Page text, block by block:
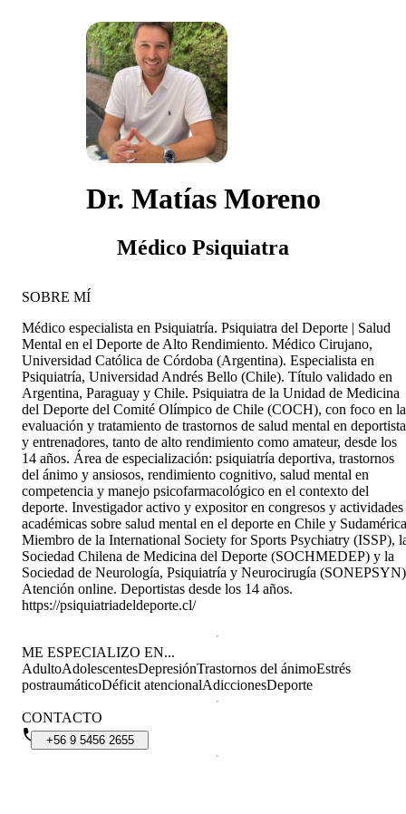
Dr. Matías Moreno
Médico Psiquiatra
SOBRE MÍ
Médico especialista en Psiquiatría. Psiquiatra del Deporte | Salud
Mental en el Deporte de Alto Rendimiento. Médico Cirujano,
Universidad Católica de Córdoba (Argentina). Especialista en
Psiquiatría, Universidad Andrés Bello (Chile). Título validado en
Argentina, Paraguay y Chile. Psiquiatra de la Unidad de Medicina
del Deporte del Comité Olímpico de Chile (COCH), con foco en la
evaluación y tratamiento de trastornos de salud mental en
y entrenadores, tanto de alto rendimiento como amateur, desde los
14 años. Área de especialización: psiquiatría deportiva, trastornos
del ánimo y ansiosos, rendimiento cognitivo, salud mental en
competencia y manejo psicofarmacológico en el contexto del
deporte. Investigador activo y expositor en congresos y actividades
académicas sobre salud mental en el deporte en Chile y
Miembro de la International Society for Sports Psychiatry (ISSP),
Sociedad Chilena de Medicina del Deporte (SOCHMEDEP) y la
Sociedad de Neurología, Psiquiatría y Neurocirugía
Atención online. Deportistas desde los 14 años.
https://psiquiatriadeldeporte.cl/
ME ESPECIALIZO EN...
AdultoAdolescentesDepresiónTrastornos del ánimoEstrés
postraumáticoDéficit atencionalAdiccionesDeporte
CONTACTO
+56 9 5456 2655